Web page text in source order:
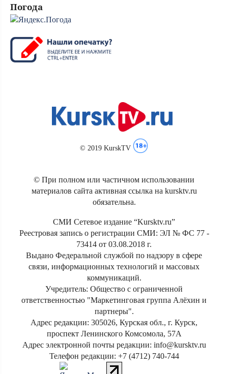
Погода
© 2019 KurskTV
© При полном или частичном использовании
материалов сайта активная ссылка на kursktv.ru
обязательна.
СМИ Сетевое издание “Kursktv.ru”
Реестровая запись о регистрации СМИ: ЭЛ № ФС 77 -
73414 от 03.08.2018 г.
Выдано Федеральной службой по надзору в сфере
связи, информационных технологий и массовых
коммуникаций.
Учредитель: Общество с ограниченной
ответственностью "Маркетинговая группа Алёхин и
партнеры".
Адрес редакции: 305026, Курская обл., г. Курск,
проспект Ленинского Комсомола, 57А
Адрес электронной почты редакции: info@kursktv.ru
Телефон редакции: +7 (4712) 740-744